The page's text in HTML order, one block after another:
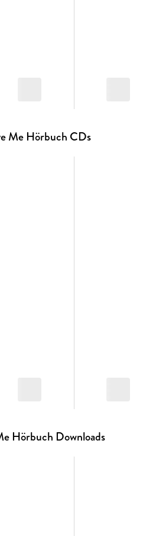
Me Hörbuch CDs
Hörbuch Downloads